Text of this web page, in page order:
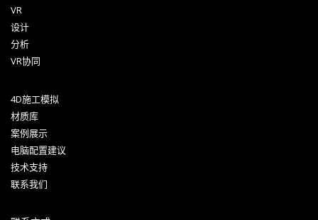
VR
设计
分析
VR协同
4D施工模拟
材质库
案例展示
电脑配置建议
技术支持
联系我们